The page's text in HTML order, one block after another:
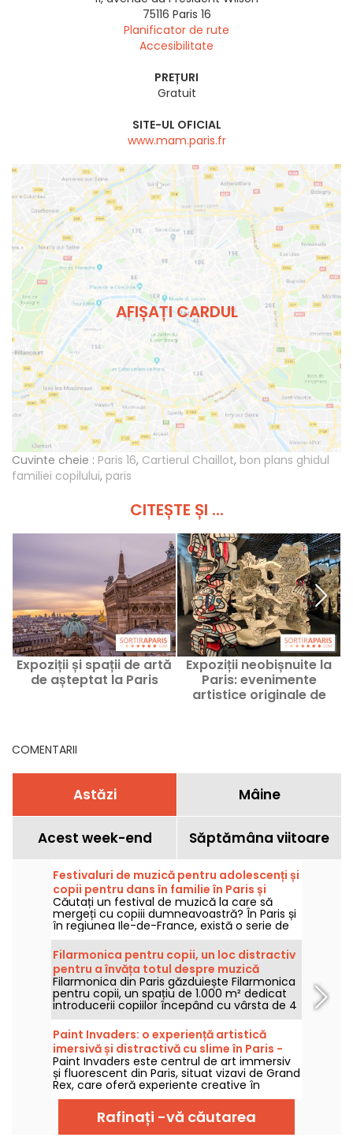
75116 Paris 16
Planificator de rute
Accesibilitate
PREȚURI
Gratuit
SITE-UL OFICIAL
www.mam.paris.fr
AFIȘAȚI CARDUL
Cuvinte cheie : Paris 16, Cartierul Chaillot, bon plans ghidul
familiei copilului, paris
CITEȘTE ȘI ...
Expoziții și spații de artă
de așteptat la Paris
Expoziții neobișnuite la
Paris: evenimente
artistice originale de
COMENTARII
Astăzi Mâine
Acest week-end Săptămâna viitoare
Festivaluri de muzică pentru adolescenți și
copii pentru dans în familie în Paris și
regiunea Ile-de-France
Căutați un festival de muzică la care să
mergeți cu copiii dumneavoastră? În Paris și
în regiunea Ile-de-France, există o serie de
evenimente pentru familii, iar adolescenții și
copiii mici sunt bineveniți! Aruncăm o privire
asupra acestor evenimente destinate
familiilor.
Filarmonica pentru copii, un loc distractiv
pentru a învăța totul despre muzică
Filarmonica din Paris găzduiește Filarmonica
pentru copii, un spațiu de 1.000 m² dedicat
introducerii copiilor începând cu vârsta de 4
ani în muzică. De la copii mici la copii mai
mari, există ceva pentru toată lumea în
acest spațiu prietenos pentru copii!
Paint Invaders: o experiență artistică
imersivă și distractivă cu slime în Paris -
recenzia noastră
Paint Invaders este centrul de art immersiv
și fluorescent din Paris, situat vizavi de Grand
Rex, care oferă experiente creative în
domeniul picturii și Action Painting din data
de 24 octombrie 2025. Începând cu 5 martie
2026, locul va introduce noua activitate
Slime Fluo, o activitate ludică și senzorială
Rafinați -vă căutarea